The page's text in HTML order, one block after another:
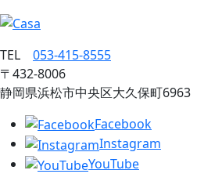
TEL 053‐415‐8555
〒432‐8006
静岡県浜松市中央区大久保町6963
Facebook
Instagram
YouTube